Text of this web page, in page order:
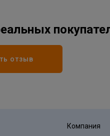
отзыв
Компания